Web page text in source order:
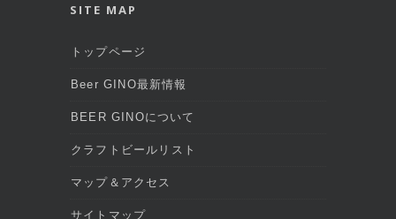
SITE MAP
トップページ
Beer GINO最新情報
BEER GINOについて
クラフトビールリスト
マップ＆アクセス
サイトマップ